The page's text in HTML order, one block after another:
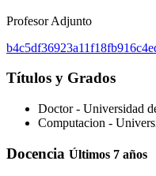
Profesor Adjunto
Títulos y Grados
Doctor - Universidad
Computacion -
Docencia Últimos 7 años